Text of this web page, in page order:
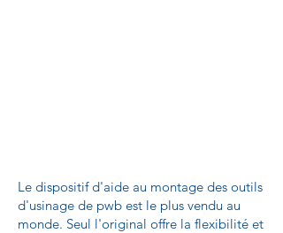
Le dispositif d'aide au montage des outils
d'usinage de pwb est le plus vendu au
monde. Seul l'original offre la flexibilité et